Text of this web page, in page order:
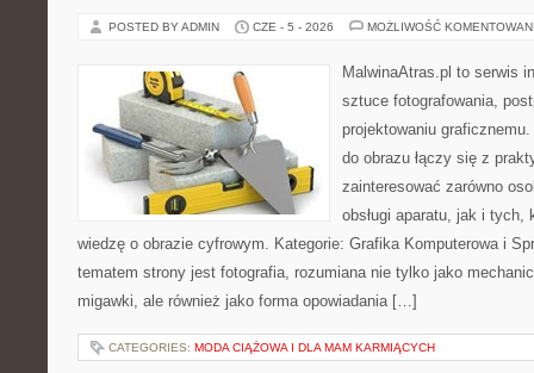
POSTED BY ADMIN CZE - 5 - 2026 MOŻLIWOŚĆ
MalwinaAtras.pl to serwis
sztuce fotografowania,
projektowaniu
do obrazu łączy się z
zainteresować zarówno
obsługi aparatu, jak i
wiedzę o obrazie cyfrowym. Kategorie: Grafika Komputerowa i
tematem strony jest fotografia, rozumiana nie tylko jako
migawki, ale również jako forma opowiadania […]
CATEGORIES: MODA CIĄŻOWA I DLA MAM KARMIĄCYCH